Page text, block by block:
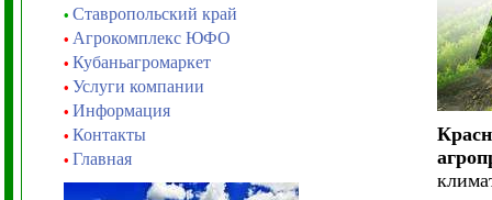
• Ставропольский край
• Агрокомплекс ЮФО
• Кубаньагромаркет
• Услуги компании
• Информация
• Контакты
• Главная